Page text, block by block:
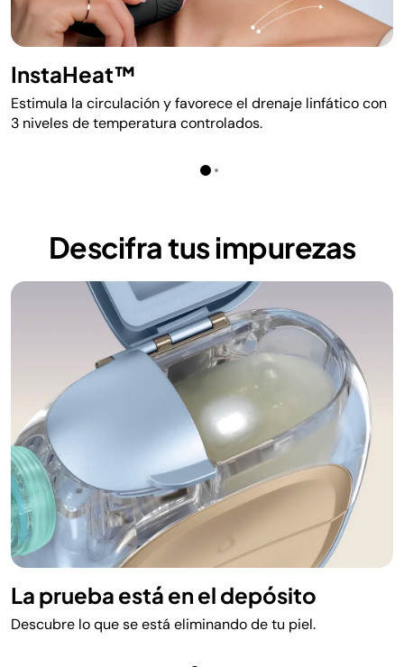
InstaHeat™
Estimula la circulación y favorece el drenaje linfático con
3 niveles de temperatura controlados.
Descifra tus impurezas
La prueba está en el depósito
Descubre lo que se está eliminando de tu piel.